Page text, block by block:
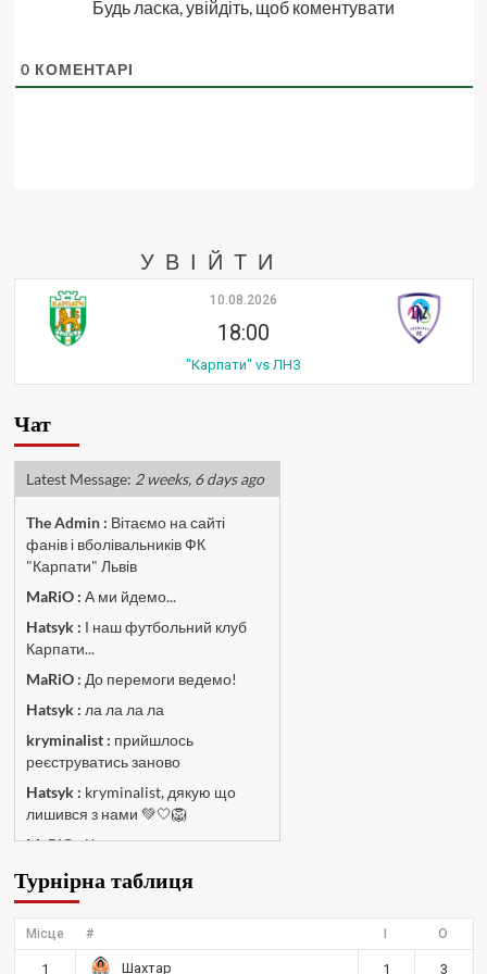
Будь ласка, увійдіть, щоб коментувати
0 КОМЕНТАРІ
УВІЙТИ
10.08.2026
18:00
"Карпати" vs ЛНЗ
Чат
Latest Message: 2 weeks, 6 days ago
The Admin: Вітаємо на сайті
фанів і вболівальників ФК
"Карпати" Львів
MaRiO : А ми йдемо...
Hatsyk : І наш футбольний клуб
Карпати...
MaRiO : До перемоги ведемо!
Hatsyk : ла ла ла ла
kryminalist : прийшлось
реєструватись заново
Hatsyk : kryminalist, дякую що
лишився з нами 💚🤍🦁
MaRiO :Чат потрохи оживає, то
MaRiO :
Знов у клубі бардак...
Hatsyk :
Все буде добре
Torsida_LEMBERG_1963 :
Турнірна таблиця
Місце # О
1 Шахтар 1 3